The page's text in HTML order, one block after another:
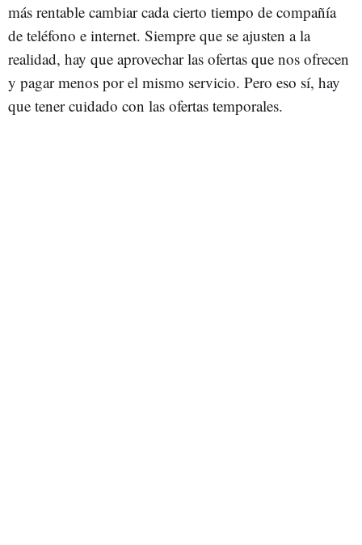
más rentable cambiar cada cierto tiempo de compañía
de teléfono e internet. Siempre que se ajusten a la
realidad, hay que aprovechar las ofertas que nos ofrecen
y pagar menos por el mismo servicio. Pero eso sí, hay
que tener cuidado con las ofertas temporales.